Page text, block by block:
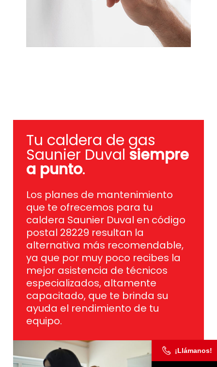
Tu caldera de gas
Saunier Duval siempre
a punto.
Los planes de mantenimiento
que te ofrecemos para tu
caldera Saunier Duval en código
postal 28229 resultan la
alternativa más recomendable,
ya que por muy poco recibes la
mejor asistencia de técnicos
especializados, altamente
capacitado, que te brinda su
ayuda el rendimiento de tu
equipo.
¡Llámanos!